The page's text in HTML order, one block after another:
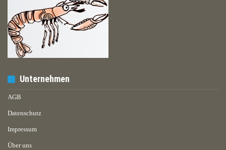
Unternehmen
AGB
Datenschutz
Impressum
Über uns